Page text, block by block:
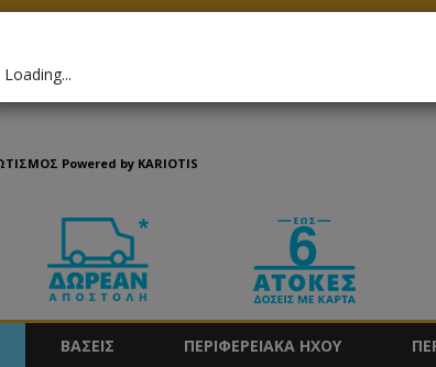
Powered by KARIOTIS
ΒΑΣΕΙΣ ΠΕΡΙΦΕΡΕΙΑΚΑ ΗΧΟΥ
Loading...